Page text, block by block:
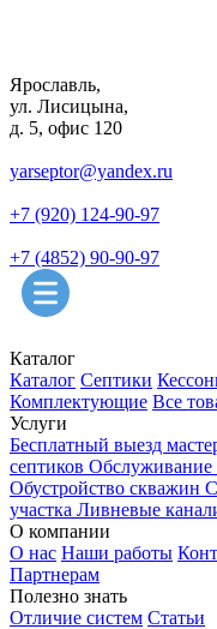
Ярославль,
ул. Лисицына,
д. 5, офис 120
yarseptor@yandex.ru
+7 (920) 124-90-97
+7 (4852) 90-90-97
Каталог
Каталог Септики
Комплектующие Все
Услуги
Бесплатный выезд
септиков Обслуживание
Обустройство скважин
участка Ливневые
О компании
О нас Наши работы
Партнерам
Полезно знать
Отличие систем Статьи